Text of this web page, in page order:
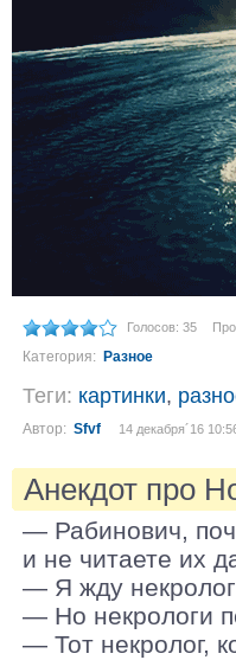
Голосов: 35
Категория: Разное
Теги: картинки,
Автор: Sfvf 14 декабря´16
Анекдот про
— Рабинович,
и не читаете их
— Я жду
— Но некрологи
— Тот некролог,